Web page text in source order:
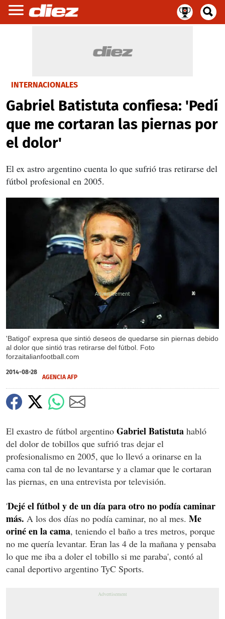
INTERNACIONALES
Gabriel Batistuta confiesa: 'Pedí
que me cortaran las piernas por
el dolor'
El ex astro argentino cuenta lo que sufrió tras retirarse del
fútbol profesional en 2005.
'Batigol' expresa que sintió deseos de quedarse sin piernas debido
al dolor que sintió tras retirarse del fútbol. Foto
forzaitalianfootball.com
X
2014-08-28
AGENCIA AFP
El exastro de fútbol argentino Gabriel Batistuta habló
del dolor de tobillos que sufrió tras dejar el
profesionalismo en 2005, que lo llevó a orinarse en la
cama con tal de no levantarse y a clamar que le cortaran
las piernas, en una entrevista por televisión.
'Dejé el fútbol y de un día para otro no podía caminar
más. A los dos días no podía caminar, no al mes. Me
oriné en la cama, teniendo el baño a tres metros, porque
no me quería levantar. Eran las 4 de la mañana y pensaba
lo que me iba a doler el tobillo si me paraba', contó al
canal deportivo argentino TyC Sports.